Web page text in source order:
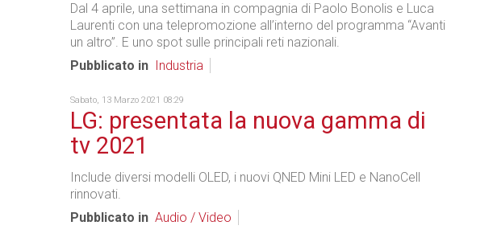
Dal 4 aprile, una settimana in compagnia di Paolo Bonolis e Luca
Laurenti con una telepromozione all’interno del programma “Avanti
un altro”. E uno spot sulle principali reti nazionali.
Pubblicato in
Industria
Sabato, 13 Marzo 2021 08:29
LG: presentata la nuova gamma di
tv 2021
Include diversi modelli OLED, i nuovi QNED Mini LED e NanoCell
rinnovati.
Pubblicato in Audio / Video